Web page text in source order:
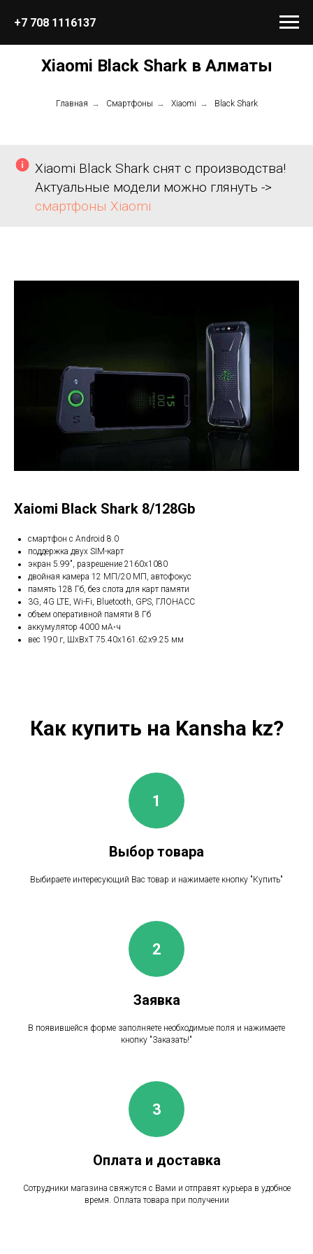
+7 708 1116137
Xiaomi Black Shark в Алматы
Главная → Смартфоны → Xiaomi → Black Shark
Xiaomi Black Shark снят с производства!
Актуальные модели можно глянуть ->
смартфоны Xiaomi.
Xaiomi Black Shark 8/128Gb
смартфон с Android 8.0
поддержка двух SIM-карт
экран 5.99", разрешение 2160x1080
двойная камера 12 МП/20 МП, автофокус
память 128 Гб, без слота для карт памяти
3G, 4G LTE, Wi-Fi, Bluetooth, GPS, ГЛОНАСС
объем оперативной памяти 8 Гб
аккумулятор 4000 мА⋅ч
вес 190 г, ШxВxТ 75.40x161.62x9.25 мм
Как купить на Kansha kz?
Выбор товара
Выбираете интересующий Вас товар и нажимаете кнопку "Купить"
Заявка
В появившейся форме заполняете необходимые поля и нажимаете
кнопку "Заказать!"
Оплата и доставка
Сотрудники магазина свяжутся с Вами и отправят курьера в удобное
время. Оплата товара при получении